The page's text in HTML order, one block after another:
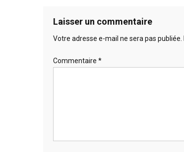
Laisser un commentaire
Votre adresse e-mail ne sera pas publiée.
Commentaire *